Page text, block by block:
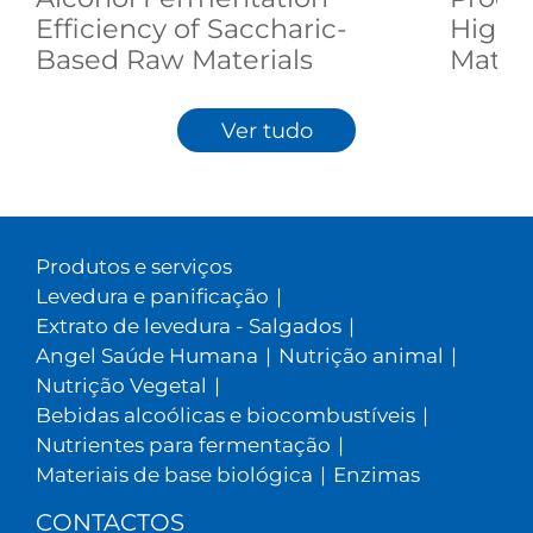
Efficiency of Saccharic-
Based Raw Materials
High
Ver tudo
Produtos e serviços
Levedura e panificação |
Extrato de levedura - Salgados |
Angel Saúde Humana | Nutrição animal |
Nutrição Vegetal |
Bebidas alcoólicas e biocombustíveis |
Nutrientes para fermentação |
Materiais de base biológica | Enzimas
CONTACTOS